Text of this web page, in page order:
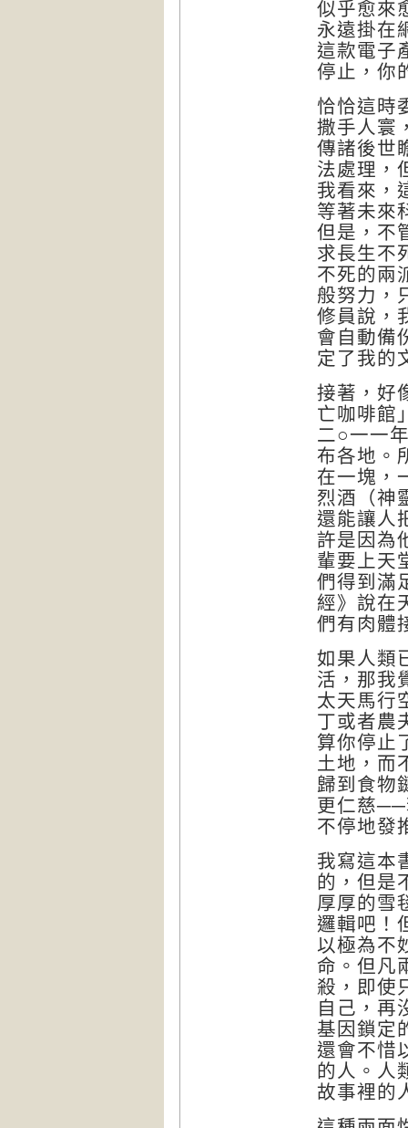
似乎愈來
永遠掛在
這款電子
停止，你
恰恰這時
撒手人寰
傳諸後世
法處理，
我看來，
等著未來
但是，不
求長生不
不死的兩
般努力，
修員說，
會自動備
定了我的
接著，好
亡咖啡館
二○一一
布各地。
在一塊，
烈酒（神
還能讓人
許是因為
輩要上天
們得到滿
經》說在
們有肉體
如果人類
活，那我
太天馬行
丁或者農
算你停止
土地，而
歸到食物
更仁慈──
不停地發
我寫這本
的，但是
厚厚的雪
邏輯吧！
以極為不
命。但凡
殺，即使
自己，再
基因鎖定
還會不惜
的人。人
故事裡的